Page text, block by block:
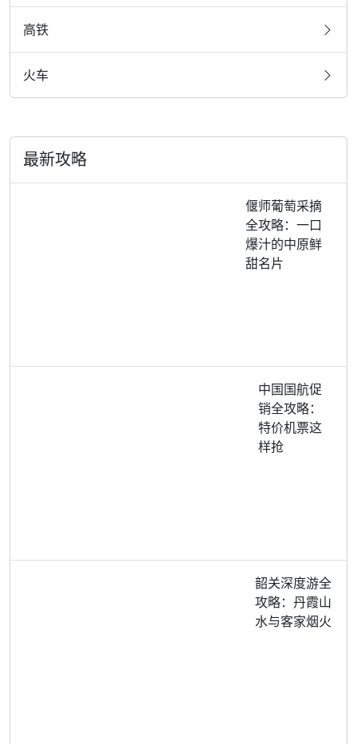
高铁
火车
最新攻略
偃师葡萄采摘
全攻略：一口
爆汁的中原鲜
甜名片
中国国航促
销全攻略：
特价机票这
样抢
韶关深度游全
攻略：丹霞山
水与客家烟火